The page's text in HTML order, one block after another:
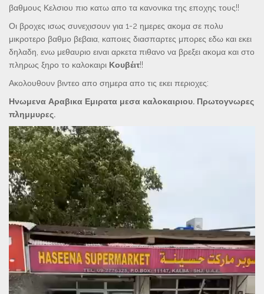
βαθμους Κελσιου πιο κατω απο τα κανονικα της εποχης τους!!
Οι βροχες ισως συνεχισουν για 1-2 ημερες ακομα σε πολυ
μικροτερο βαθμο βεβαια, καποιες διασπαρτες μπορες εδω και εκει
δηλαδη, ενω μεθαυριο ειναι αρκετα πιθανο να βρεξει ακομα και στο
πληρως ξηρο το καλοκαιρι Κουβέιτ!!
Ακολουθουν βιντεο απο σημερα απο τις εκει περιοχες:
Ηνωμενα Αραβικα Εμιρατα μεσα καλοκαιριου. Πρωτογνωρες
πλημμυρες.
Πρόγραμμα
Αναπαραγωγής
Βίντεο